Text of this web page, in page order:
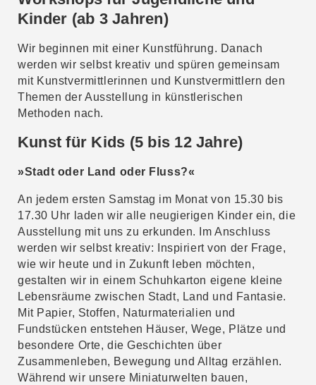
Kinder (ab 3 Jahren)
Wir beginnen mit einer Kunstführung. Danach
werden wir selbst kreativ und spüren gemeinsam
mit Kunstvermittlerinnen und Kunstvermittlern den
Themen der Ausstellung in künstlerischen
Methoden nach.
Kunst für Kids (5 bis 12 Jahre)
»Stadt oder Land oder Fluss?«
An jedem ersten Samstag im Monat von 15.30 bis
17.30 Uhr laden wir alle neugierigen Kinder ein, die
Ausstellung mit uns zu erkunden. Im Anschluss
werden wir selbst kreativ: Inspiriert von der Frage,
wie wir heute und in Zukunft leben möchten,
gestalten wir in einem Schuhkarton eigene kleine
Lebensräume zwischen Stadt, Land und Fantasie.
Mit Papier, Stoffen, Naturmaterialien und
Fundstücken entstehen Häuser, Wege, Plätze und
besondere Orte, die Geschichten über
Zusammenleben, Bewegung und Alltag erzählen.
Während wir unsere Miniaturwelten bauen,